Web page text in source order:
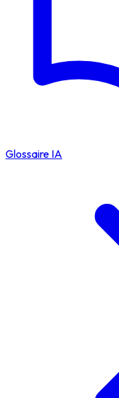
Glossaire IA